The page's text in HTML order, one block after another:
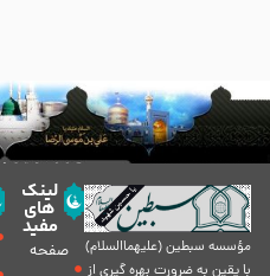
مؤسسه سبطين (عليهماالسلام)
با يقين به ضرورت بهره گیرى از
لینک
های
مفید
صفحه